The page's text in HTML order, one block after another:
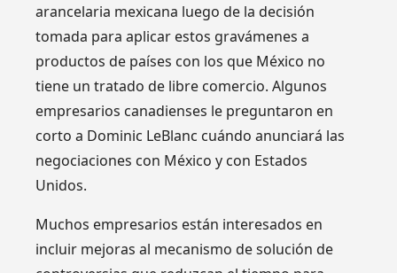
arancelaria mexicana luego de la decisión
tomada para aplicar estos gravámenes a
productos de países con los que México no
tiene un tratado de libre comercio. Algunos
empresarios canadienses le preguntaron en
corto a Dominic LeBlanc cuándo anunciará las
negociaciones con México y con Estados
Unidos.
Muchos empresarios están interesados en
incluir mejoras al mecanismo de solución de